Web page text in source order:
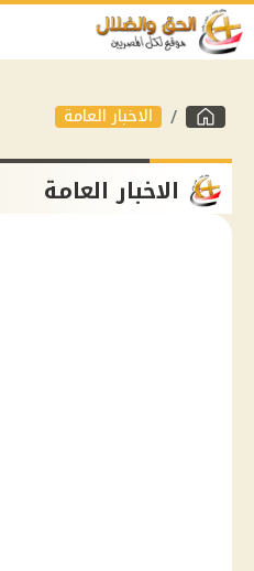
الاخبار العامة
الاخبار العامة